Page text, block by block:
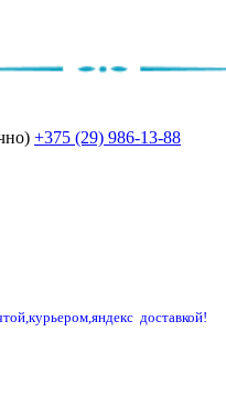
+375 (29) 986-13-88
курьером,яндекс доставкой!